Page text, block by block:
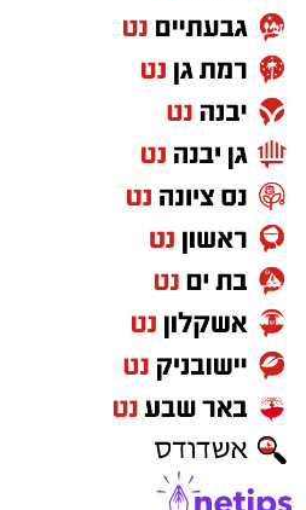
עם הגעתם לבית החולים,
הטראומה וטופלו על ידי
רופאי טראומה ומומחים
מבית החולים נמסר הבוקר
התייצב והוא מאושפז כעת
אף הוא במחלקת הילדים
האב מוגדר קל.
מעוניינים להגיב? לדווח ?
ASHDODS@ISNET.CO.IL